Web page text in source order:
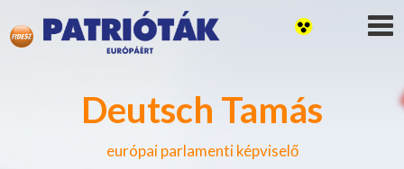
Deutsch Tamás
európai parlamenti képviselő